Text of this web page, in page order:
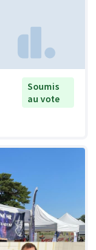
Soumis
au vote